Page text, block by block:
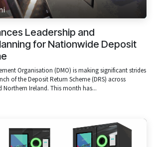
Leadership and
for Nationwide Deposit
Organisation (DMO) is making significant strides
of the Deposit Return Scheme (DRS) across
Ireland. This month has...